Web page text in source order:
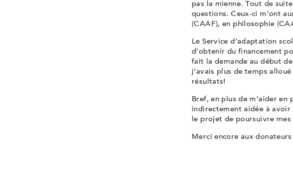
pas la mienne. Tout de
questions. Ceux-ci m’ont
(CAAF), en philosophie
Le Service d’adaptation
d’obtenir du financement
fait la demande au début
j’avais plus de temps
résultats!
Bref, en plus de m’aider
indirectement aidée à avoir
le projet de poursuivre mes
Merci encore aux